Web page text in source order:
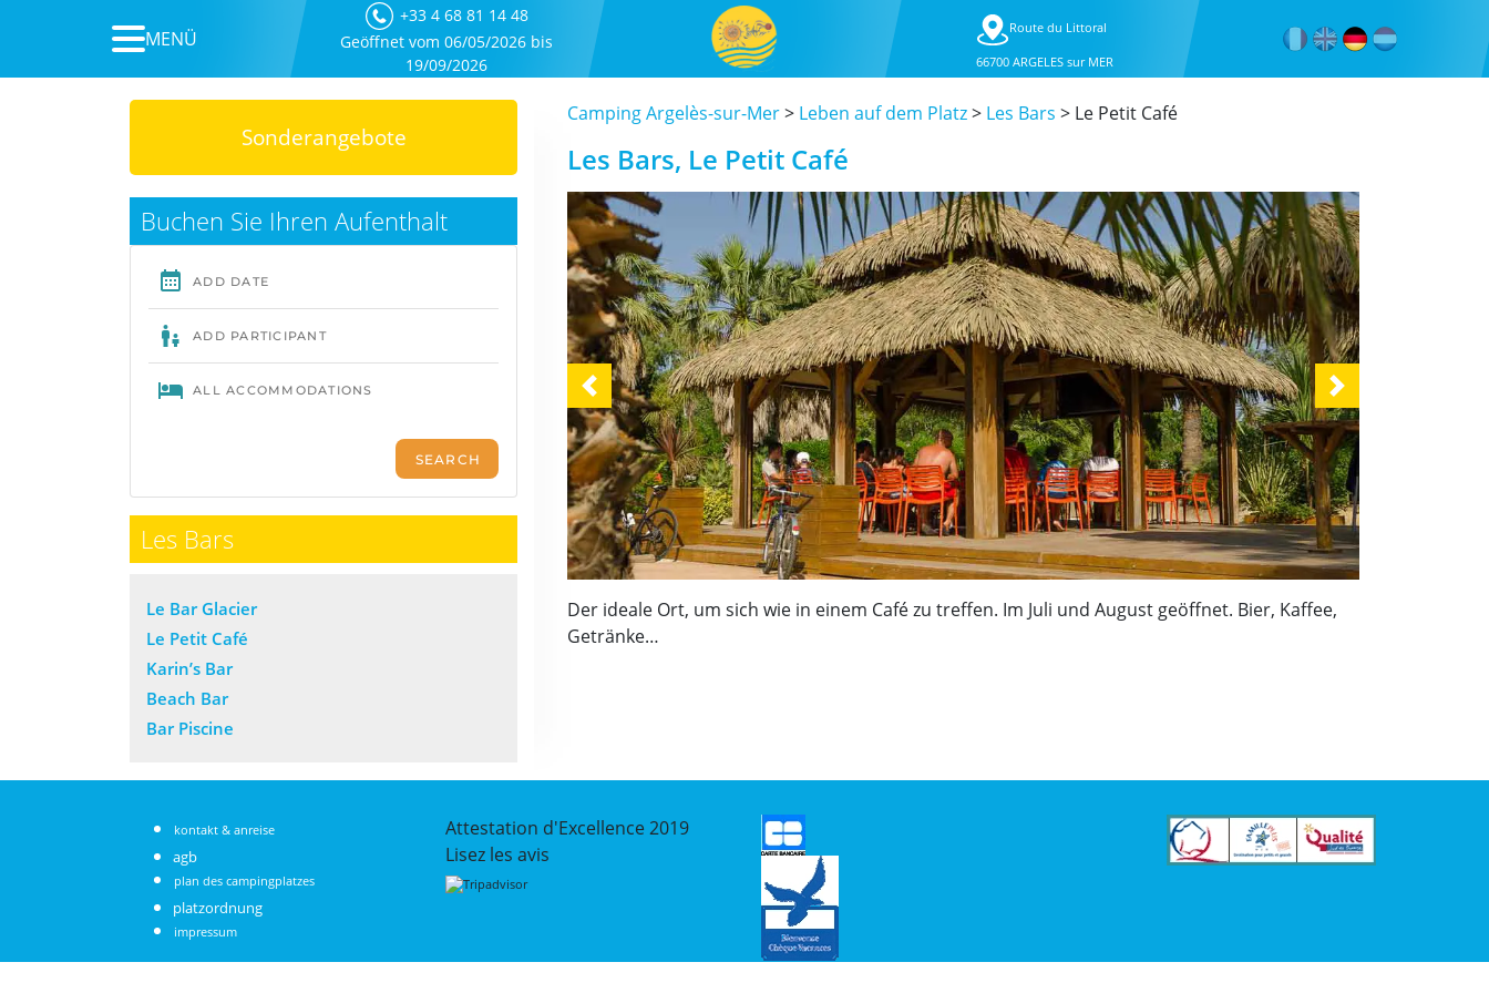
MENÜ
+33 4 68 81 14 48
Geöffnet vom 06/05/2026 bis
19/09/2026
Route du Littoral
66700 ARGELES sur MER
Camping Argelès-sur-Mer> Leben auf dem Platz> Les Bars > Le Petit Café
Les Bars, Le Petit Café
Previous Next
Der ideale Ort, um sich wie in einem Café zu treffen. Im Juli und August geöffnet. Bier, Kaffee,
Getränke…
Sonderangebote
Buchen Sie Ihren Aufenthalt
Les Bars
Le Bar Glacier
Le Petit Café
Karin’s Bar
Beach Bar
Bar Piscine
kontakt & anreise
agb
plan des campingplatzes
platzordnung
impressum
Attestation d'Excellence2019
Lisez les avis